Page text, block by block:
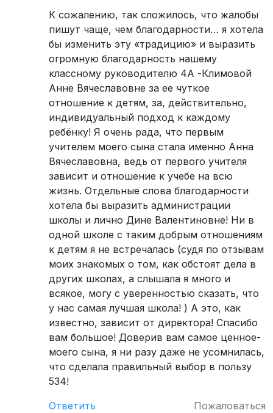
К сожалению, так сложилось, что жалобы
пишут чаще, чем благодарности… я хотела
бы изменить эту «традицию» и выразить
огромную благодарность нашему
классному руководителю 4А -Климовой
Анне Вячеславовне за ее чуткое
отношение к детям, за, действительно,
индивидуальный подход к каждому
ребёнку! Я очень рада, что первым
учителем моего сына стала именно Анна
Вячеславовна, ведь от первого учителя
зависит и отношение к учебе на всю
жизнь. Отдельные слова благодарности
хотела бы выразить администрации
школы и лично Дине Валентиновне! Ни в
одной школе с таким добрым отношениям
к детям я не встречалась (судя по отзывам
моих знакомых о том, как обстоят дела в
других школах, а слышала я много и
всякое, могу с уверенностью сказать, что
у нас самая лучшая школа! ) А это, как
известно, зависит от директора! Спасибо
вам большое! Доверив вам самое ценное-
моего сына, я ни разу даже не усомнилась,
что сделала правильный выбор в пользу
534!
Ответить
Пожаловаться